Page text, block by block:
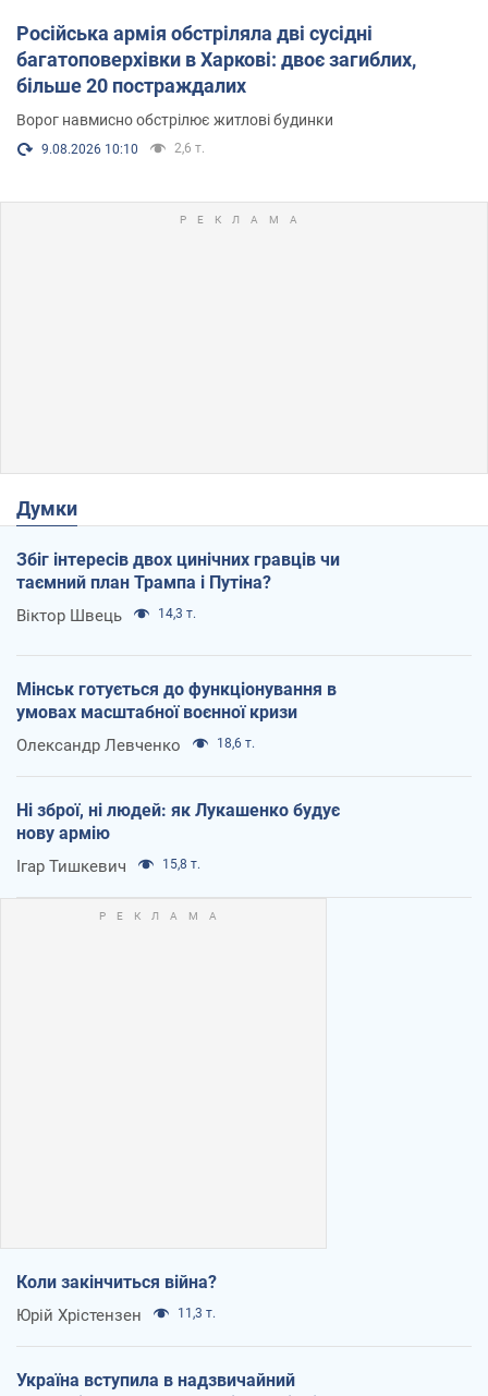
Російська армія обстріляла дві сусідні
багатоповерхівки в Харкові: двоє загиблих,
більше 20 постраждалих
Ворог навмисно обстрілює житлові будинки
9.08.2026 10:10 2,6 т.
Думки
Збіг інтересів двох цинічних гравців чи
таємний план Трампа і Путіна?
Віктор Швець 14,3 т.
Мінськ готується до функціонування в
умовах масштабної воєнної кризи
Олександр Левченко 18,6 т.
Ні зброї, ні людей: як Лукашенко будує
нову армію
Ігар Тишкевич 15,8 т.
Коли закінчиться війна?
Юрій Хрістензен 11,3 т.
Україна вступила в надзвичайний